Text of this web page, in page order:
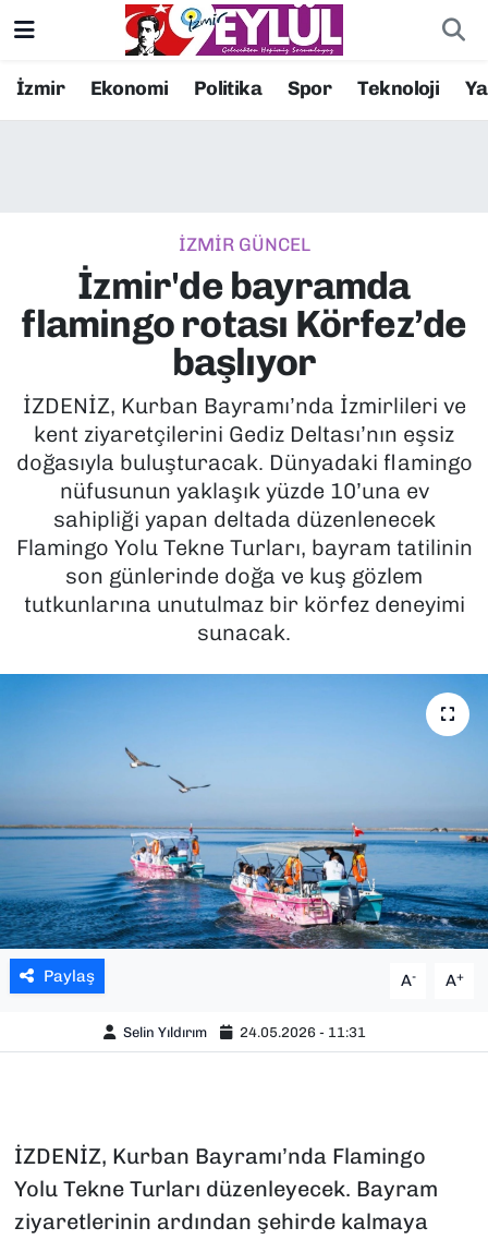
İzmir Ekonomi Politika Spor Teknoloji
İZMİR GÜNCEL
İzmir'de bayramda
flamingo rotası Körfez’de
başlıyor
İZDENİZ, Kurban Bayramı’nda İzmirlileri ve
kent ziyaretçilerini Gediz Deltası’nın eşsiz
doğasıyla buluşturacak. Dünyadaki flamingo
nüfusunun yaklaşık yüzde 10’una ev
sahipliği yapan deltada düzenlenecek
Flamingo Yolu Tekne Turları, bayram tatilinin
son günlerinde doğa ve kuş gözlem
tutkunlarına unutulmaz bir körfez deneyimi
sunacak.
Paylaş A- A+
Selin Yıldırım 24.05.2026 - 11:31
İZDENİZ, Kurban Bayramı’nda Flamingo
Yolu Tekne Turları düzenleyecek. Bayram
ziyaretlerinin ardından şehirde kalmaya
Resmi İlanlar
EKONOMİ
KÜLTÜR SANAT
MAGAZİN
POLİTİKA
SAĞLIK
SPOR
YEREL YÖNETİMLER
Konak Nöbetçi Eczaneler
Süper Lig Puan Durumu ve Fikstür
Tüm Manşetler
Son Dakika Haberleri
Haber Arşivi